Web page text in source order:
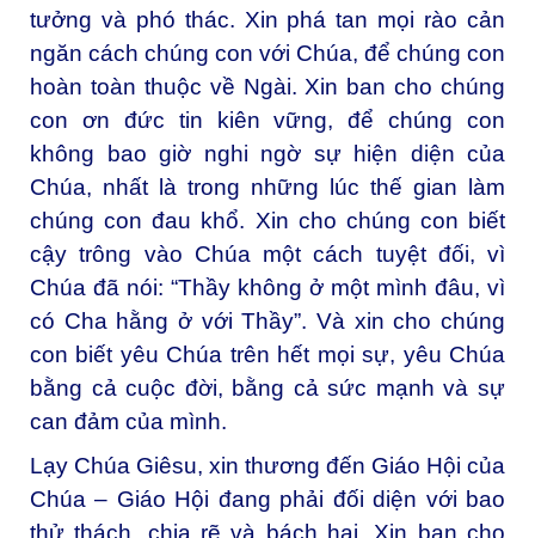
tưởng và phó thác. Xin phá tan mọi rào cản
ngăn cách chúng con với Chúa, để chúng con
hoàn toàn thuộc về Ngài. Xin ban cho chúng
con ơn đức tin kiên vững, để chúng con
không bao giờ nghi ngờ sự hiện diện của
Chúa, nhất là trong những lúc thế gian làm
chúng con đau khổ. Xin cho chúng con biết
cậy trông vào Chúa một cách tuyệt đối, vì
Chúa đã nói: “Thầy không ở một mình đâu, vì
có Cha hằng ở với Thầy”. Và xin cho chúng
con biết yêu Chúa trên hết mọi sự, yêu Chúa
bằng cả cuộc đời, bằng cả sức mạnh và sự
can đảm của mình.
Lạy Chúa Giêsu, xin thương đến Giáo Hội của
Chúa – Giáo Hội đang phải đối diện với bao